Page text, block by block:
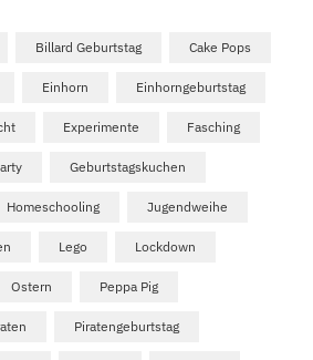
Billard Geburtstag Cake Pops
Einhorn Einhorngeburtstag
Experimente Fasching
Geburtstagskuchen
Homeschooling Jugendweihe
Lego Lockdown
Ostern Peppa Pig
Piratengeburtstag